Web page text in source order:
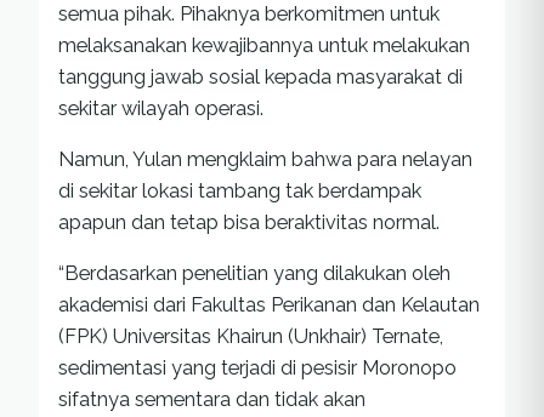
semua pihak. Pihaknya berkomitmen untuk
melaksanakan kewajibannya untuk melakukan
tanggung jawab sosial kepada masyarakat di
sekitar wilayah operasi.
Namun, Yulan mengklaim bahwa para nelayan
di sekitar lokasi tambang tak berdampak
apapun dan tetap bisa beraktivitas normal.
“Berdasarkan penelitian yang dilakukan oleh
akademisi dari Fakultas Perikanan dan Kelautan
(FPK) Universitas Khairun (Unkhair) Ternate,
sedimentasi yang terjadi di pesisir Moronopo
sifatnya sementara dan tidak akan